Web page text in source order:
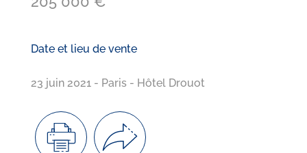
Date et lieu de vente
23 juin 2021 - Paris - Hôtel Drouot